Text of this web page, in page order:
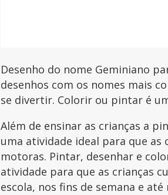
Desenho do nome Geminiano
desenhos com os nomes mais
se divertir. Colorir ou pintar é
Além de ensinar as crianças a
uma atividade ideal para que as
motoras. Pintar, desenhar e
atividade para que as crianças
escola, nos fins de semana e